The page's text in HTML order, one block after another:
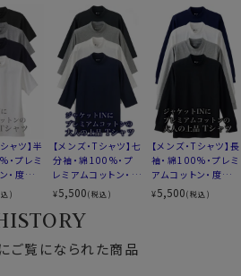
ーウールTシャツ開発経緯
がジャージー素材のカシミヤT
ご存知でしょうか？
あり、肌触りが極上。ストレッ
になりにくい。
製造は難しいものの、
快適性を実現できると確信
。
「REDA（レダ）」のウール
ック
ネットに入れた上
推奨
はお控え下さい）
きますが
ャツ】半
・プレミ
・度詰
・丸首・
ク
)
【メンズ・Tシャツ】七
分袖・綿100%・プ
レミアムコットン・度
詰め天竺ニット・丸
首・クルーネック
¥5,500(税込)
【メンズ・Tシャツ】長
袖・綿100%・プレミ
アムコットン・度詰
め天竺ニット・丸首・
クルーネック
¥5,500(税込)
ご覧になられた商品